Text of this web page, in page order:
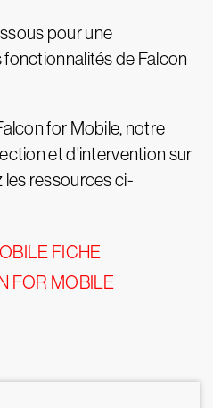
pour une
de Falcon
for Mobile, notre
et d'intervention sur
les ressources ci-
FICHE
FOR MOBILE